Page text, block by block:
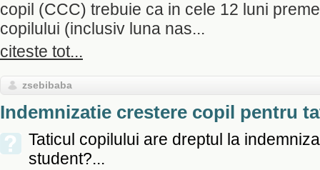
copil (CCC) trebuie ca in cele 12 luni
copilului (inclusiv luna nas...
citeste tot...
zsebibaba
Indemnizatie crestere copil pentru
Taticul copilului are dreptul la
student?...